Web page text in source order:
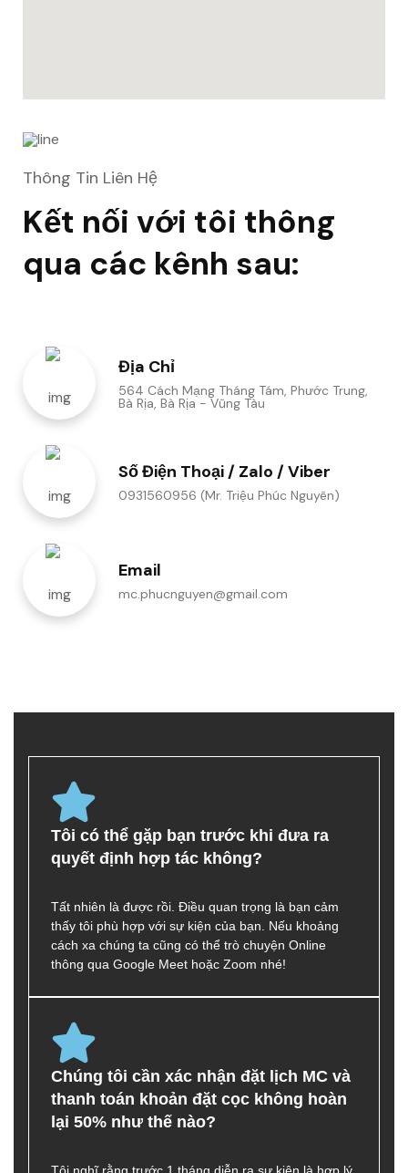
Thông Tin Liên Hệ
Kết nối với tôi thông
qua các kênh sau:
Địa Chỉ
564 Cách Mạng Tháng Tám, Phước Trung,
Bà Rịa, Bà Rịa - Vũng Tàu
Số Điện Thoại / Zalo / Viber
0931560956 (Mr. Triệu Phúc Nguyên)
Email
mc.phucnguyen@gmail.com
Tôi có thể gặp bạn trước khi đưa ra
quyết định hợp tác không?
Tất nhiên là được rồi. Điều quan trọng là bạn cảm
thấy tôi phù hợp với sự kiện của bạn. Nếu khoảng
cách xa chúng ta cũng có thể trò chuyện Online
thông qua Google Meet hoặc Zoom nhé!
Chúng tôi cần xác nhận đặt lịch MC và
thanh toán khoản đặt cọc không hoàn
lại 50% như thế nào?